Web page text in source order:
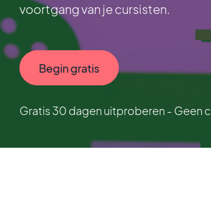
voortgang van je cursisten.
Begin gratis
Gratis 30 dagen uitproberen - Geen